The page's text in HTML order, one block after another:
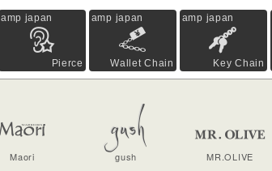
amp japan
Pierce
amp japan
Wallet Chain
amp japan
Key Chain
Maori gush MR.OLIVE